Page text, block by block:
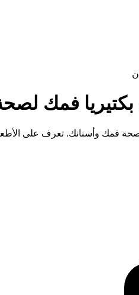
بكتيريا فمك